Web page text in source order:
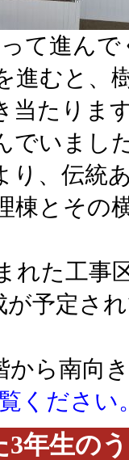
て進ん
進むと、
当たりま
でいまし
、伝統
棟とその
た工事
が予定さ
ら南向
ください
年生の